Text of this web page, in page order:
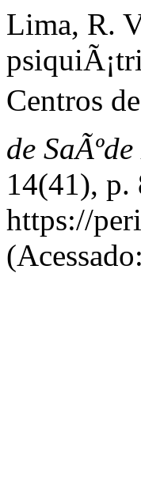
Lima, R.
Centros
de
14(41), p.
https://